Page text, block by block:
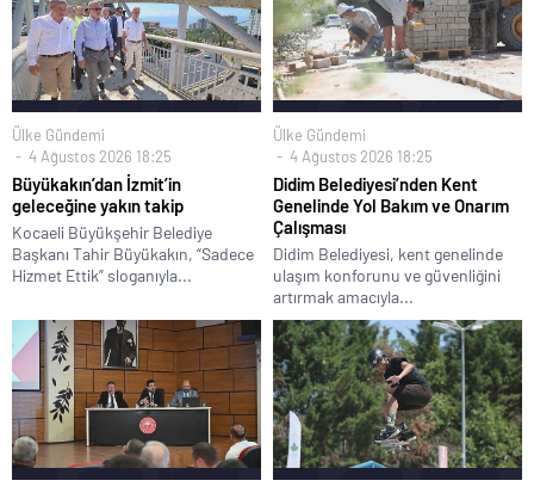
Ülke Gündemi
4 Ağustos 2026 18:25
Büyükakın’dan İzmit’in
geleceğine yakın takip
Kocaeli Büyükşehir Belediye
Başkanı Tahir Büyükakın, “Sadece
Hizmet Ettik” sloganıyla...
Ülke Gündemi
4 Ağustos 2026 18:25
Didim Belediyesi’nden Kent
Genelinde Yol Bakım ve Onarım
Çalışması
Didim Belediyesi, kent genelinde
ulaşım konforunu ve güvenliğini
artırmak amacıyla...